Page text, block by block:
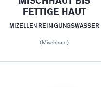
FETTIGE HAUT
MIZELLEN REINIGUNGSWASSER
(Mischhaut)